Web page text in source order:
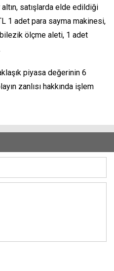
satışlarda elde edildiği
1 adet para sayma makinesi,
ölçme aleti, 1 adet
piyasa değerinin 6
zanlısı hakkında işlem